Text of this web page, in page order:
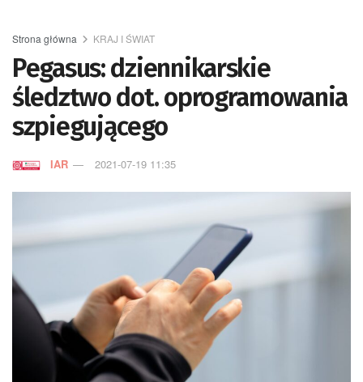
Strona główna KRAJ I ŚWIAT
Pegasus: dziennikarskie
śledztwo dot. oprogramowania
szpiegującego
IAR 2021-07-19 11:35